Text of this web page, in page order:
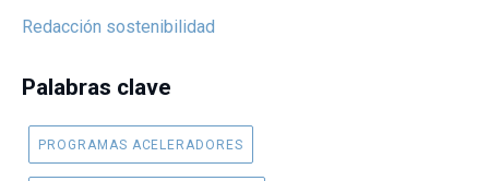
Redacción sostenibilidad
Palabras clave
PROGRAMAS ACELERADORES